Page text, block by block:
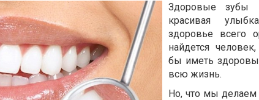
Здоровые зубы
красивая
здоровье всего
найдется
бы иметь
всю жизнь.
Но, что мы делаем